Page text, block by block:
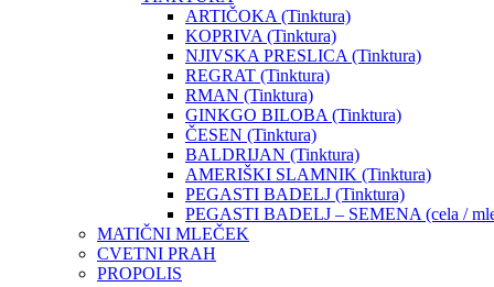
ARTIČOKA (Tinktura)
KOPRIVA (Tinktura)
NJIVSKA PRESLICA (Tinktura)
REGRAT (Tinktura)
RMAN (Tinktura)
GINKGO BILOBA (Tinktura)
ČESEN (Tinktura)
BALDRIJAN (Tinktura)
AMERIŠKI SLAMNIK (Tinktura)
PEGASTI BADELJ (Tinktura)
PEGASTI BADELJ – SEMENA (cela /
MATIČNI MLEČEK
CVETNI PRAH
PROPOLIS